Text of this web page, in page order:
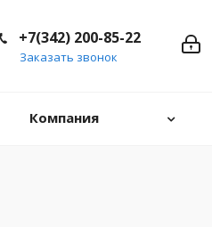
+7(342) 200-85-22
Заказать звонок
Компания